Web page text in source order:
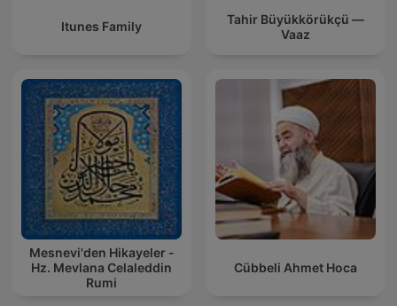
Itunes Family
Tahir Büyükkörükçü —
Vaaz
Mesnevi'den Hikayeler -
Hz. Mevlana Celaleddin
Rumi
Cübbeli Ahmet Hoca